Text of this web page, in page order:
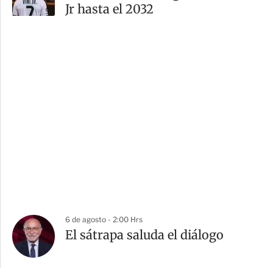
Jr hasta el 2032
6 de agosto - 2:00 Hrs
El sátrapa saluda el diálogo